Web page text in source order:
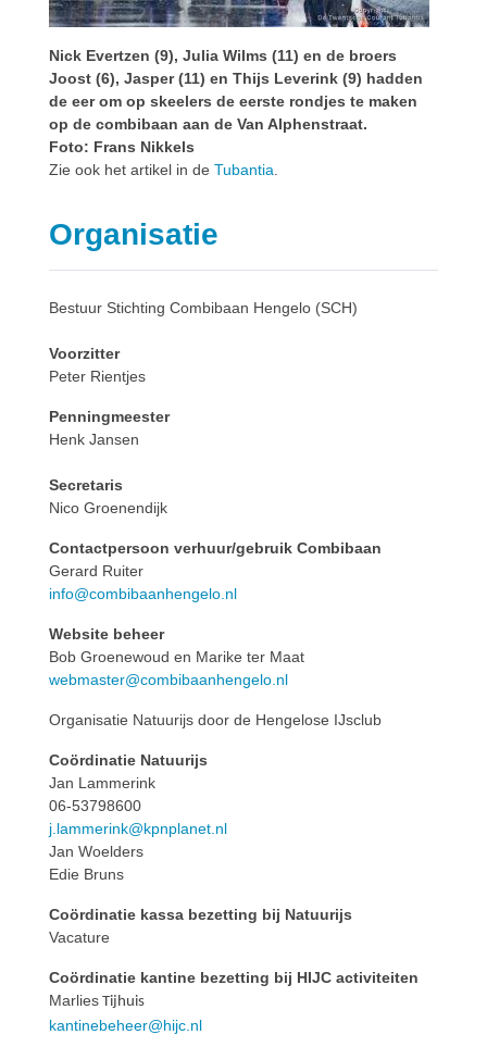
Organisatie
Bestuur Stichting Combibaan Hengelo (SCH)
Voorzitter
Peter Rientjes
Penningmeester
Henk Jansen
Secretaris
Nico Groenendijk
Contactpersoon verhuur/gebruik Combibaan
Gerard Ruiter
info@combibaanhengelo.nl
Website beheer
Bob Groenewoud en Marike ter Maat
webmaster@combibaanhengelo.nl
Organisatie Natuurijs door de Hengelose IJsclub
Coördinatie Natuurijs
Jan Lammerink
06-53798600
j.lammerink@kpnplanet.nl
Jan Woelders
Edie Bruns
Coördinatie kassa bezetting bij Natuurijs
Vacature
Coördinatie kantine bezetting bij HIJC activiteiten
Marlies Tijhuis
kantinebeheer@hijc.nl
Nick Evertzen (9), Julia Wilms (11) en de broers
Joost (6), Jasper (11) en Thijs Leverink (9) hadden
de eer om op skeelers de eerste rondjes te maken
op de combibaan aan de Van Alphenstraat.
Foto: Frans Nikkels
Zie ook het artikel in de Tubantia